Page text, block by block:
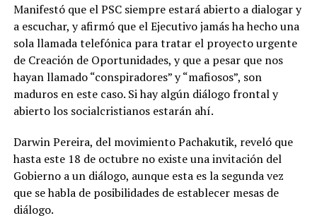
Manifestó que el PSC siempre estará abierto a dialogar y
a escuchar, y afirmó que el Ejecutivo jamás ha hecho una
sola llamada telefónica para tratar el proyecto urgente
de Creación de Oportunidades, y que a pesar que nos
hayan llamado “conspiradores” y “mafiosos”, son
maduros en este caso. Si hay algún diálogo frontal y
abierto los socialcristianos estarán ahí.
Darwin Pereira, del movimiento Pachakutik, reveló que
hasta este 18 de octubre no existe una invitación del
Gobierno a un diálogo, aunque esta es la segunda vez
que se habla de posibilidades de establecer mesas de
diálogo.